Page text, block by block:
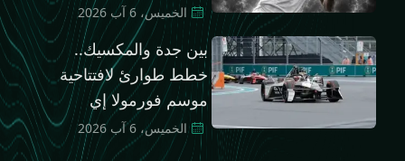
الخميس، 6 آب 2026
بين جدة والمكسيك..
خطط طوارئ لافتتاحية
موسم فورمولا إي
الخميس، 6 آب 2026